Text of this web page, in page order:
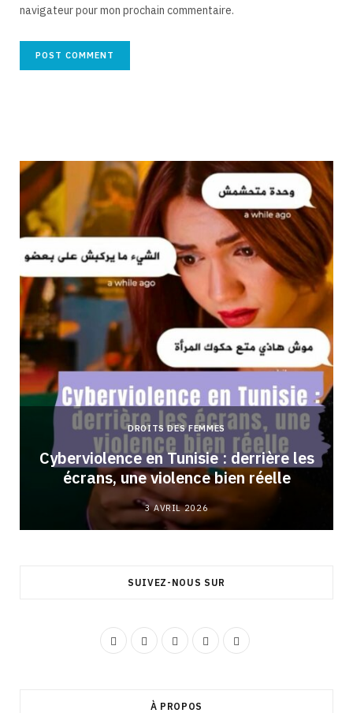
navigateur pour mon prochain commentaire.
DROITS DES FEMMES
Cyberviolence en Tunisie : derrière les
écrans, une violence bien réelle
3 AVRIL 2026
SUIVEZ-NOUS SUR
F
I
Y
L
T
À PROPOS